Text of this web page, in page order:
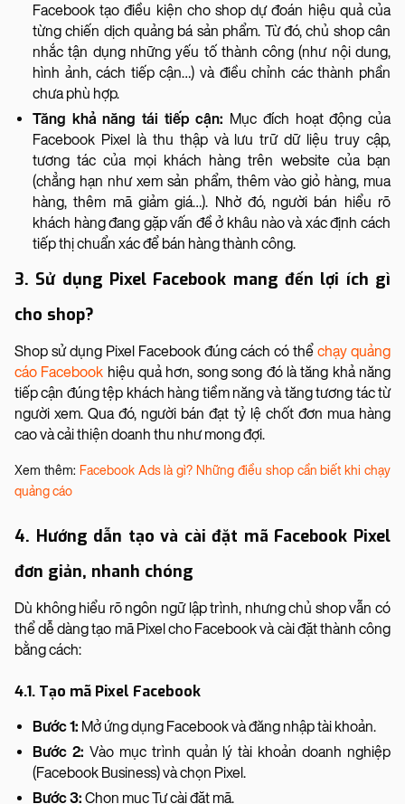
Facebook tạo điều kiện cho shop dự đoán hiệu quả của
từng chiến dịch quảng bá sản phẩm. Từ đó, chủ shop cân
nhắc tận dụng những yếu tố thành công (như nội dung,
hình ảnh, cách tiếp cận…) và điều chỉnh các thành phần
chưa phù hợp.
Tăng khả năng tái tiếp cận: Mục đích hoạt động của
Facebook Pixel là thu thập và lưu trữ dữ liệu truy cập,
tương tác của mọi khách hàng trên website của bạn
(chẳng hạn như xem sản phẩm, thêm vào giỏ hàng, mua
hàng, thêm mã giảm giá…). Nhờ đó, người bán hiểu rõ
khách hàng đang gặp vấn đề ở khâu nào và xác định cách
tiếp thị chuẩn xác để bán hàng thành công.
3. Sử dụng Pixel Facebook mang đến lợi ích gì
cho shop?
Shop sử dụng Pixel Facebook đúng cách có thể chạy quảng
cáo Facebook hiệu quả hơn, song song đó là tăng khả năng
tiếp cận đúng tệp khách hàng tiềm năng và tăng tương tác từ
người xem. Qua đó, người bán đạt tỷ lệ chốt đơn mua hàng
cao và cải thiện doanh thu như mong đợi.
Xem thêm: Facebook Ads là gì? Những điều shop cần biết khi chạy
quảng cáo
4. Hướng dẫn tạo và cài đặt mã Facebook Pixel
đơn giản, nhanh chóng
Dù không hiểu rõ ngôn ngữ lập trình, nhưng chủ shop vẫn có
thể dễ dàng tạo mã Pixel cho Facebook và cài đặt thành công
bằng cách:
4.1. Tạo mã Pixel Facebook
Bước 1: Mở ứng dụng Facebook và đăng nhập tài khoản.
Bước 2: Vào mục trình quản lý tài khoản doanh nghiệp
(Facebook Business) và chọn Pixel.
Bước 3: Chọn mục Tự cài đặt mã.